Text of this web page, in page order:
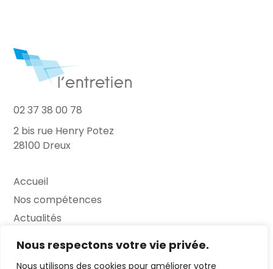
Nous respectons votre vie privée.
Nous utilisons des cookies pour améliorer votre
02 37 38 00 78
2 bis rue Henry Potez
28100 Dreux
Accueil
Nos compétences
Actualités